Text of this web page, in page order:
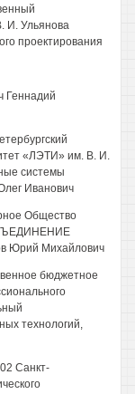
И. Ульянова
проектирования
Геннадий
«ЛЭТИ» им. В. И.
системы
Иванович
Общество
Юрий Михайлович
бюджетное
технологий,
Санкт-